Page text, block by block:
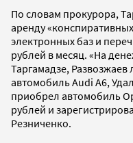
По словам прокурора,
аренду
электронных баз и
рублей в месяц. «На
Таргамадзе,
автомобиль Audi A6,
приобрел автомобиль
рублей и
Резниченко.